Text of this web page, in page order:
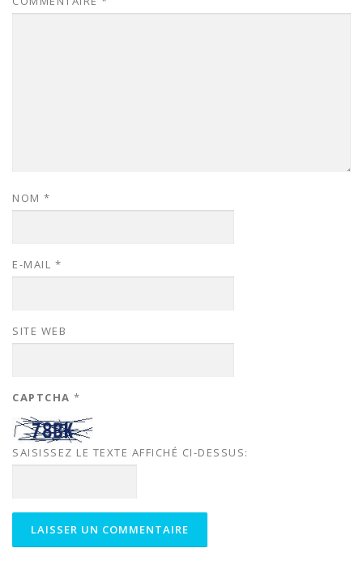
NOM *
E-MAIL *
SITE WEB
CAPTCHA *
SAISISSEZ LE TEXTE AFFICHÉ CI-DESSUS: